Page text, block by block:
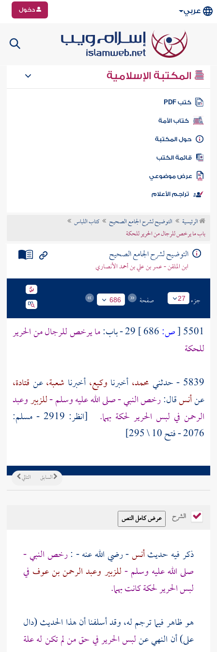
عربي دخول
المكتبة الإسلامية
كتب PDF
كتاب الأمة
المكتبة
الكتب
موضوعي
تراجم الأعلام
الرئيسية التوضيح لشرح الجامع الصحيح
كتاب اللباس
باب ما يرخص للرجال من الحرير للحكة
التوضيح لشرح الجامع الصحيح
ابن الملقن - عمر بن علي بن أحمد الأنصاري
جزء 27 صفحة 686
5501
[ص: 29 - باب:
ما يرخص للرجال من الحرير
للحكة
5839 - حدثني
محمد، أخبرنا وكيع، أخبرنا شعبة،عن قتادة،
عنأنسقال:رخص النبي - صلى الله عليه وسلم -للزبيروعبد
الرحمن في لبس الحرير لحكة بهما.
[انظر: 2919 - مسلم:
2076 - فتح 10 \ 295]
التالي السابق
الشرح
ذكر فيه حديثأنس- رضي الله عنه - :رخص النبي -
صلى الله عليه وسلم -للزبير وعبد الرحمن بن عوف في
لبس الحرير لحكة كانت بهما.
هو ظاهر فيما ترجم له، وقد أسلفنا أن هذا الحديث (دال
على) أن النهي عنلبس الحرير في حق من لم تكن له علة